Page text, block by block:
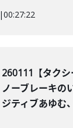
|00:27:22
260111【タクシ
ノーブレーキの
ジティブあゆむ